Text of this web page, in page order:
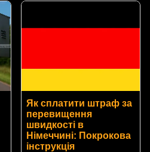
Як сплатити штраф за
перевищення
швидкості в
Німеччині: Покрокова
інструкція